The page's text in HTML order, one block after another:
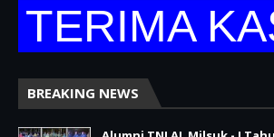
BREAKING NEWS